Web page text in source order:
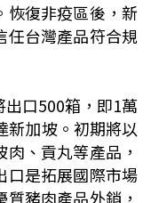
恢復非疫區後，新
任台灣產品符合規
口500箱，即1萬
新加坡。初期將以
、貢丸等產品，
口是拓展國際市場
豬肉產品外銷，